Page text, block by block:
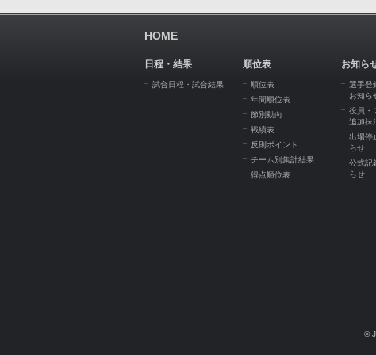
HOME
日程・結果
試合日程・試合結果
順位表
順位表
年間順位表
節別動向
戦績表
反則ポイント
チーム別集計結果
得点順位表
お知ら
選手登
お知ら
役員・
追加抹
出場停
らせ
公式記
らせ
©